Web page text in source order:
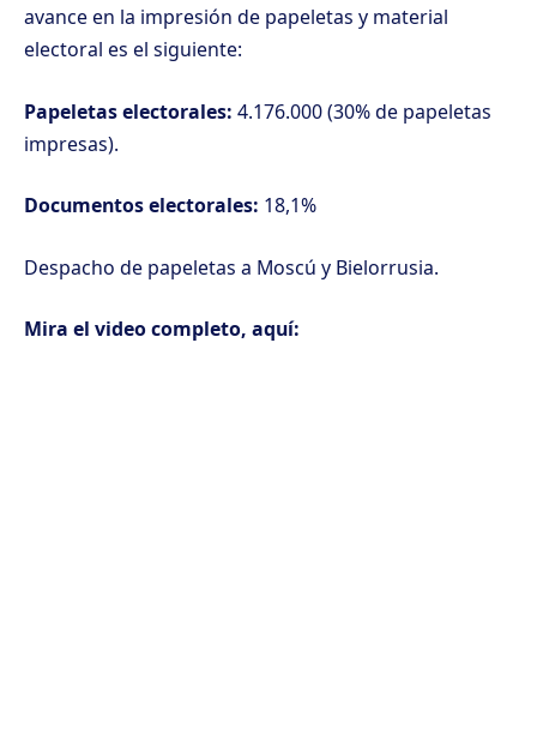
avance en la impresión de papeletas y material
electoral es el siguiente:
Papeletas electorales: 4.176.000 (30% de papeletas
impresas).
Documentos electorales: 18,1%
Despacho de papeletas a Moscú y Bielorrusia.
Mira el video completo, aquí: